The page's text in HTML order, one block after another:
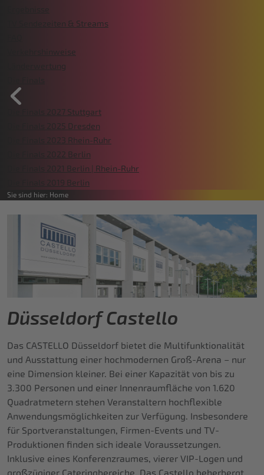
TV Sendezeiten & Streams
Verkehrshinweise
Länderwertung
Die Finals 2027 Stuttgart
Die Finals 2025 Dresden
Die Finals 2023 Rhein-Ruhr
Die Finals 2022 Berlin
Die Finals 2021 Berlin | Rhein-Ruhr
Die Finals 2019 Berlin
Sie sind hier: Home
Düsseldorf Castello
Das CASTELLO Düsseldorf bietet die Multifunktionalität
und Ausstattung einer hochmodernen Groß-Arena – nur
eine Dimension kleiner. Bei einer Kapazität von bis zu
3.300 Personen und einer Innenraumfläche von 1.620
Quadratmetern stehen Veranstaltern hochflexible
Anwendungsmöglichkeiten zur Verfügung. Insbesondere
für Sportveranstaltungen, Firmen-Events und TV-
Produktionen finden sich ideale Voraussetzungen.
Inklusive eines Konferenzraumes, vierer VIP-Logen und